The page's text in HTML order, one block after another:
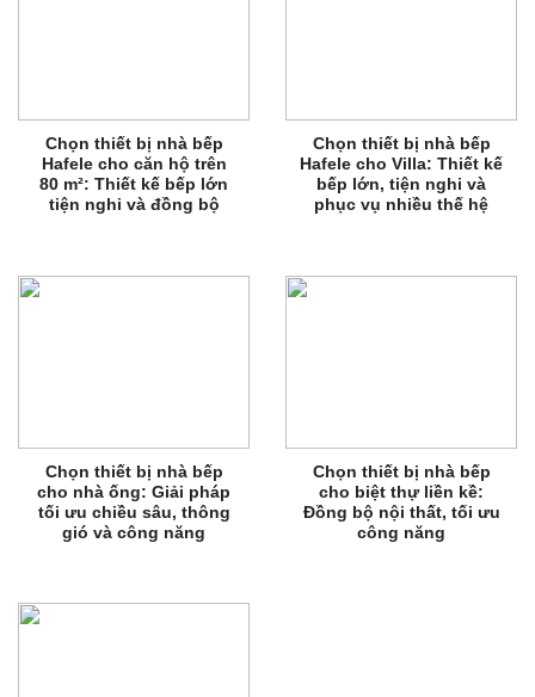
Chọn thiết bị nhà bếp
Hafele cho căn hộ trên
80 m²: Thiết kế bếp lớn
tiện nghi và đồng bộ
Chọn thiết bị nhà bếp
Hafele cho Villa: Thiết kế
bếp lớn, tiện nghi và
phục vụ nhiều thế hệ
Chọn thiết bị nhà bếp
cho nhà ống: Giải pháp
tối ưu chiều sâu, thông
gió và công năng
Chọn thiết bị nhà bếp
cho biệt thự liền kề:
Đồng bộ nội thất, tối ưu
công năng